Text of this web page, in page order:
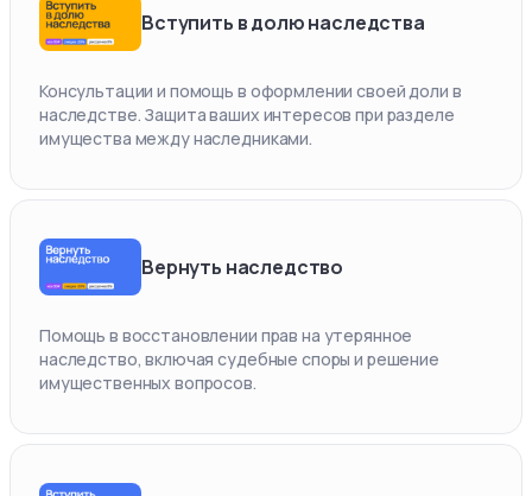
Вступить в долю наследства
Консультации и помощь в оформлении своей доли в
наследстве. Защита ваших интересов при разделе
имущества между наследниками.
Вернуть наследство
Помощь в восстановлении прав на утерянное
наследство, включая судебные споры и решение
имущественных вопросов.